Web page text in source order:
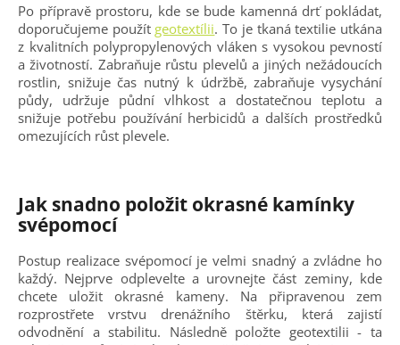
Po přípravě prostoru, kde se bude kamenná drť pokládat,
doporučujeme použít geotextílii. To je tkaná textilie utkána
z kvalitních polypropylenových vláken s vysokou pevností
a životností. Zabraňuje růstu plevelů a jiných nežádoucích
rostlin, snižuje čas nutný k údržbě, zabraňuje vysychání
půdy, udržuje půdní vlhkost a dostatečnou teplotu a
snižuje potřebu používání herbicidů a dalších prostředků
omezujících růst plevele.
Jak snadno položit okrasné kamínky
svépomocí
Postup realizace svépomocí je velmi snadný a zvládne ho
každý. Nejprve odplevelte a urovnejte část zeminy, kde
chcete uložit okrasné kameny. Na připravenou zem
rozprostřete vrstvu drenážního štěrku, která zajistí
odvodnění a stabilitu. Následně položte geotextilii - ta